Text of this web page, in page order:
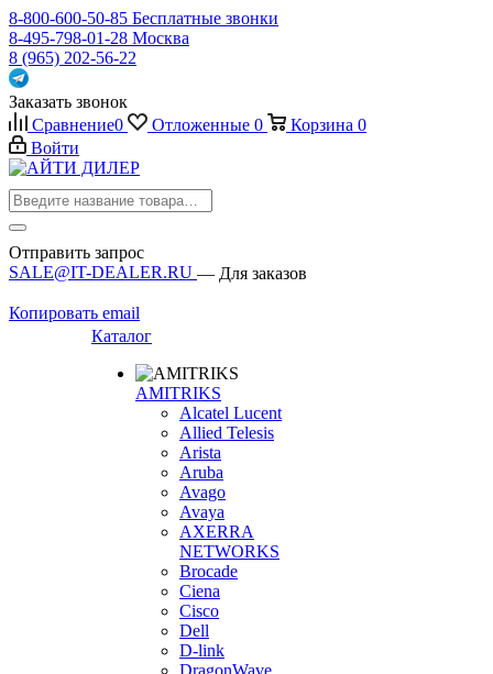
8-800-600-50-85 Бесплатные звонки
8-495-798-01-28 Москва
8 (965) 202-56-22
Заказать звонок
Сравнение0 Отложенные 0 Корзина 0
Войти
Отправить запрос
SALE@IT-DEALER.RU — Для заказов
Копировать email
Каталог
AMITRIKS
Alcatel Lucent
Allied Telesis
Arista
Aruba
Avago
Avaya
AXERRA
NETWORKS
Brocade
Ciena
Cisco
Dell
D-link